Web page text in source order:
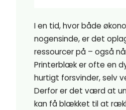
I en tid, hvor både
nogensinde, er det
ressourcer på – også
Printerblæk er ofte en
hurtigt forsvinder, selv
Derfor er det værd at
kan få blækket til at